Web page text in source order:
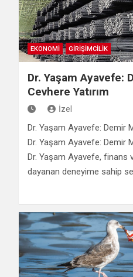
EKONOMİ GİRİŞİMCİLİK
Dr. Yaşam Ayavefe:
Cevhere Yatırım
İzel
Dr. Yaşam Ayavefe: Demir
Dr. Yaşam Ayavefe: Demir
Dr. Yaşam Ayavefe, finans
dayanan deneyime sahip